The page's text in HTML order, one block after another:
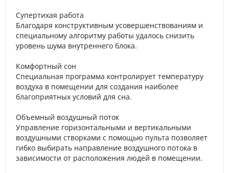
Супертихая работа
Благодаря конструктивным усовершенствованиям и
специальному алгоритму работы удалось снизить
уровень шума внутреннего блока.
Комфортный сон
Специальная программа контролирует температуру
воздуха в помещении для создания наиболее
благоприятных условий для сна.
Объемный воздушный поток
Управление горизонтальными и вертикальными
воздушными створками с помощью пульта позволяет
гибко выбирать направление воздушного потока в
зависимости от расположения людей в помещении.